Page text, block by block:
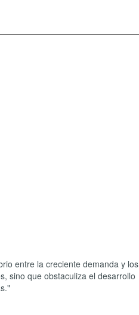
entre la creciente demanda y los
sino que obstaculiza el desarrollo